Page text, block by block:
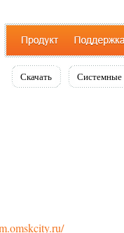
Скачать Системные